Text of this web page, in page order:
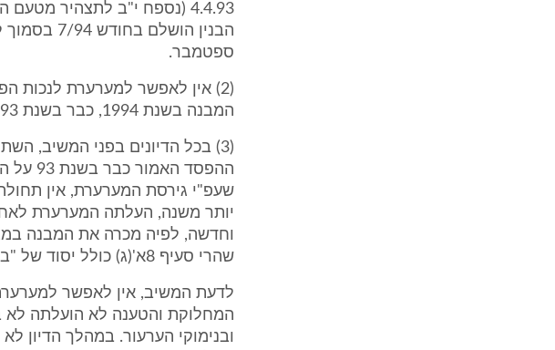
4.4.93 (נספח י"ב לתצהיר
ספטמבר.
המבנה בשנת 1994, כבר בשנת 93, שנה בה היה למערערת ריווח הון.
(3) בכל הדיונים בפני המשיב,
ההפסד
יותר משנה, העלתה המערערת
שהרי סעיף 8א'(ג) כולל יסוד של "בנין ראוי לשימוש" כתנאי לתחולתו.
לדעת המשיב, אין לאפשר
המחלוקת והטענה לא הועלתה
ובנימוקי הערעור. במהלך הדיון